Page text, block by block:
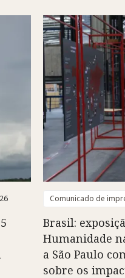
Comunicado de
Brasil:
Humanidade
a São Paulo
sobre os